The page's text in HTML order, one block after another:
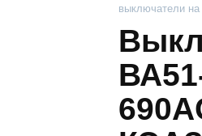
выключатели